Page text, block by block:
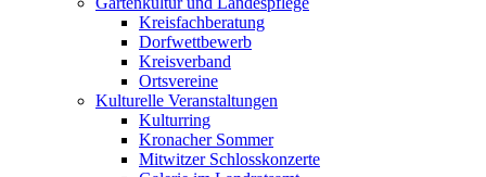
Kreisfachberatung
Dorfwettbewerb
Kreisverband
Ortsvereine
Kulturelle Veranstaltungen
Kulturring
Kronacher Sommer
Mitwitzer Schlosskonzerte